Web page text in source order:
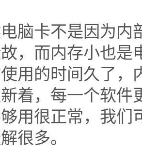
脑卡不是因为
，而内存小也
用的时间久了
着，每一个软
用很正常，我
很多。